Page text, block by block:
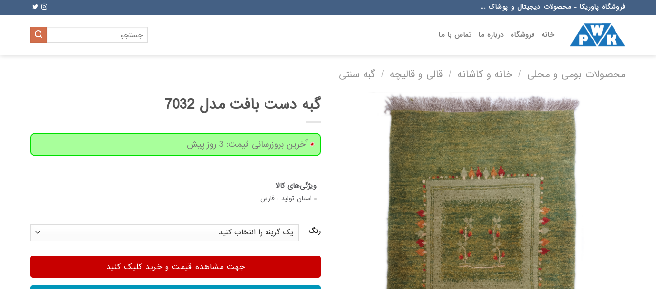
to
فروشگاه پاوریکا - محصولات دیجیتال و پوشاک ...
خانه فروشگاه درباره ما تماس با ما
جستجو
برای:
محصولات بومی و محلی / خانه و کاشانه / قالی و قالیچه / گبه سنتی
گبه دست بافت مدل 7032
آخرین بروزرسانی قیمت: 3 روز پیش
استان تولید : فارس
رنگ
جهت مشاهده قیمت و خرید کلیک کنید